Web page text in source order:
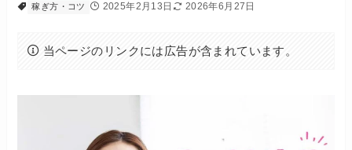
稼ぎ方・コツ
2025年2月13日 2026年6月27日
当ページのリンクには広告が含まれています。